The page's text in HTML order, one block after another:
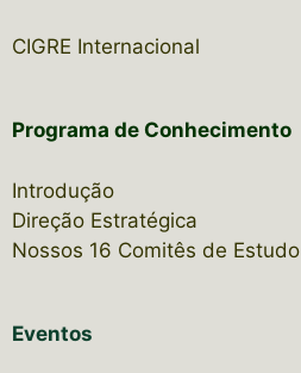
CIGRE Internacional
Programa de Conhecimento
Introdução
Direção Estratégica
Nossos 16 Comitês de Estudo
Eventos